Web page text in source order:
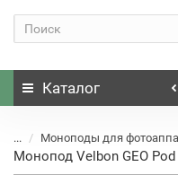
Каталог
... Моноподы для
Монопод Velbon GEO Pod